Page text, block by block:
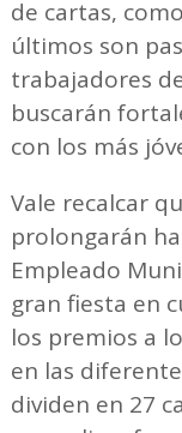
de cartas,
últimos son
trabajadores
buscarán
con los más
Vale recalcar
prolongarán
Empleado
gran fiesta en
los premios a
en las
dividen en 27